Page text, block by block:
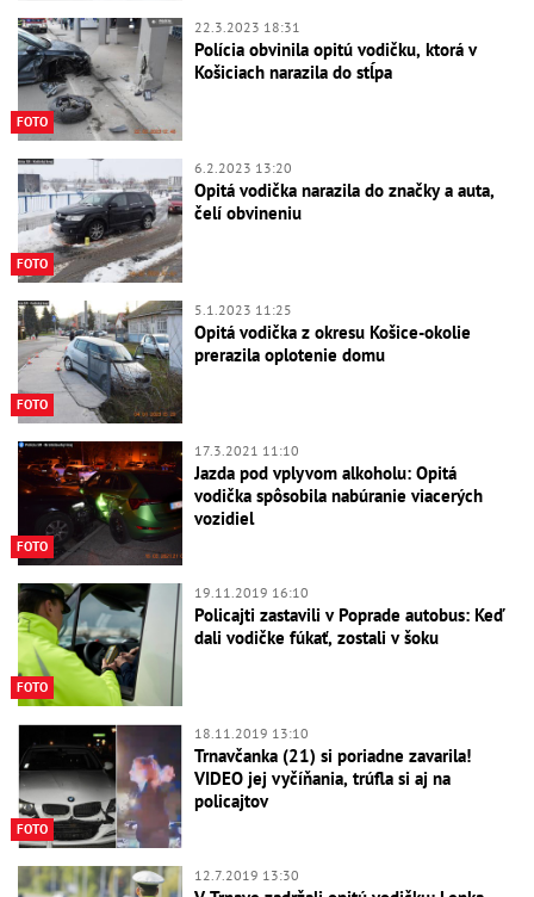
FOTO
22.3.2023 18:31
Polícia obvinila opitú vodičku, ktorá v
Košiciach narazila do stĺpa
FOTO
6.2.2023 13:20
Opitá vodička narazila do značky a auta,
čelí obvineniu
FOTO
5.1.2023 11:25
Opitá vodička z okresu Košice-okolie
prerazila oplotenie domu
FOTO
17.3.2021 11:10
Jazda pod vplyvom alkoholu: Opitá
vodička spôsobila nabúranie viacerých
vozidiel
FOTO
19.11.2019 16:10
Policajti zastavili v Poprade autobus: Keď
dali vodičke fúkať, zostali v šoku
FOTO
18.11.2019 13:10
Trnavčanka (21) si poriadne zavarila!
VIDEO jej vyčíňania, trúfla si aj na
policajtov
12.7.2019 13:30